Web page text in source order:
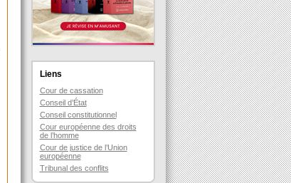
Liens
Cour de cassation
Conseil d’État
Conseil constitutionnel
Cour européenne des droits
de l’homme
Cour de justice de l’Union
européenne
Tribunal des conflits